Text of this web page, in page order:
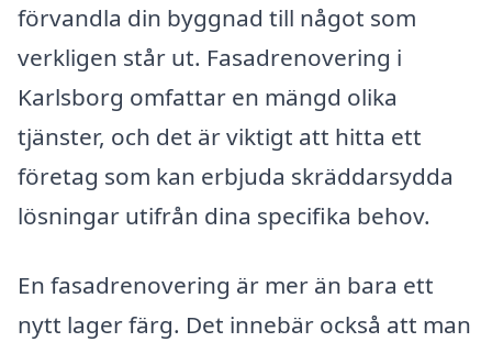
förvandla din byggnad till något som
verkligen står ut. Fasadrenovering i
Karlsborg omfattar en mängd olika
tjänster, och det är viktigt att hitta ett
företag som kan erbjuda skräddarsydda
lösningar utifrån dina specifika behov.
En fasadrenovering är mer än bara ett
nytt lager färg. Det innebär också att man